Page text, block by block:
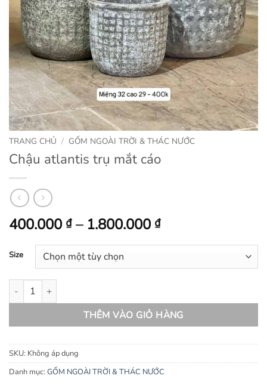
TRANG CHỦ / GỐM NGOÀI TRỜI & THÁC NƯỚC
Chậu atlantis trụ mắt cáo
400.000 ₫ – 1.800.000 ₫Khoảng
400.000 ₫
Size
Chậu atlantis trụ mắt cáo số lượng
THÊM VÀO GIỎ HÀNG
SKU: Không áp dụng
Danh mục: GỐM NGOÀI TRỜI & THÁC NƯỚC